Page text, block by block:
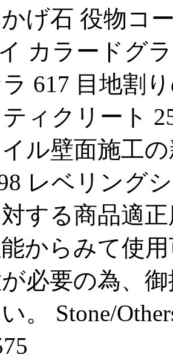
げ石 役物コ
カラードグ
617 目地割
ィクリート
イル壁面施工
レベリング
する商品適
からみて使
必要の為、
。 Stone/